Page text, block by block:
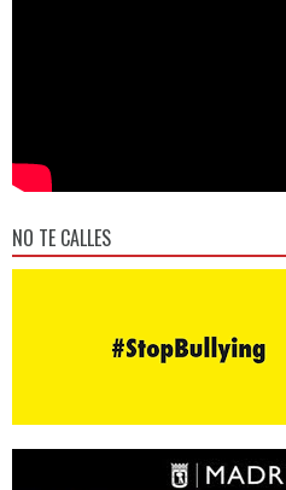
NO TE CALLES